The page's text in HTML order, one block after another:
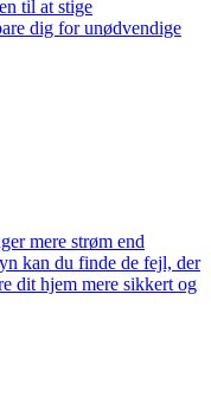
til at stige
dig for unødvendige
mere strøm end
kan du finde de fejl, der
dit hjem mere sikkert og